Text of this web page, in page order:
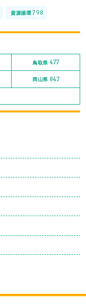
資源循環 798
鳥取県 477
岡山県 847